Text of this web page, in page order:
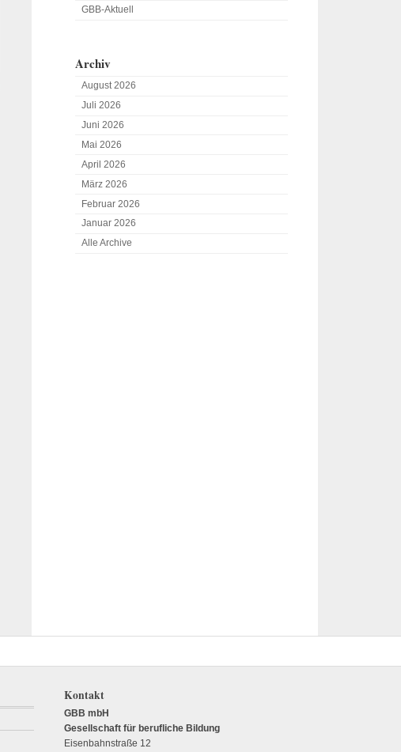
GBB-Aktuell
Archiv
August 2026
Juli 2026
Juni 2026
Mai 2026
April 2026
März 2026
Februar 2026
Januar 2026
Alle Archive
Kontakt
GBB mbH
Gesellschaft für berufliche Bildung
Eisenbahnstraße 12